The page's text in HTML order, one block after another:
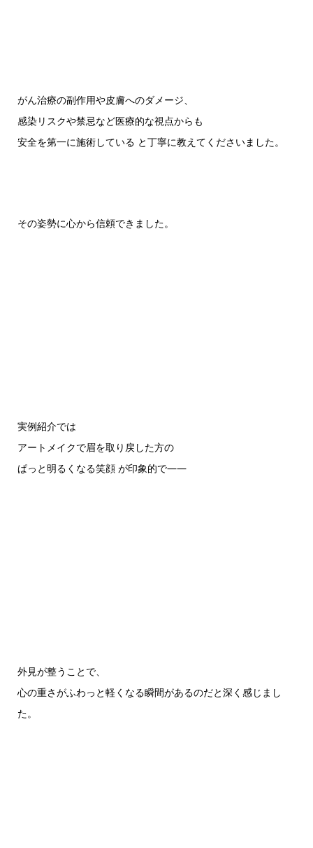
がん治療の副作用や皮膚へのダメージ、
感染リスクや禁忌など医療的な視点からも
安全を第一に施術している と丁寧に教えてくださいました。
その姿勢に心から信頼できました。
実例紹介では
アートメイクで眉を取り戻した方の
ぱっと明るくなる笑顔 が印象的で——
外見が整うことで、
心の重さがふわっと軽くなる瞬間があるのだと深く感じまし
た。